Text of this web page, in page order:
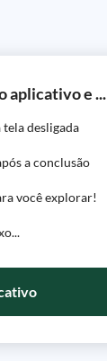
aplicativo e ...
desligada
a conclusão
você explorar!